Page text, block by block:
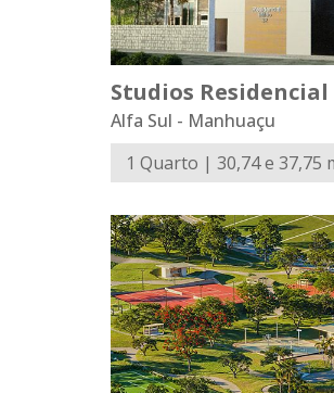
Studios
Alfa Sul - Manhuaçu
1 Quarto | 30,74 e 37,75